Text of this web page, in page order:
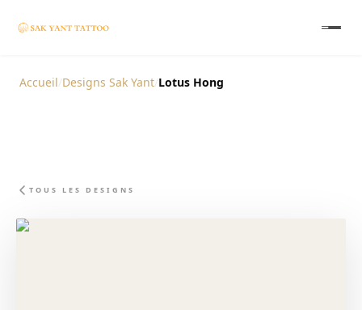
Accueil Designs Sak Yant Lotus Hong
TOUS LES DESIGNS